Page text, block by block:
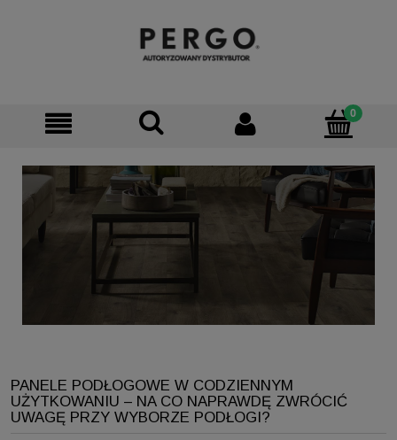
PANELE PODŁOGOWE W CODZIENNYM
UŻYTKOWANIU – NA CO NAPRAWDĘ ZWRÓCIĆ
UWAGĘ PRZY WYBORZE PODŁOGI?